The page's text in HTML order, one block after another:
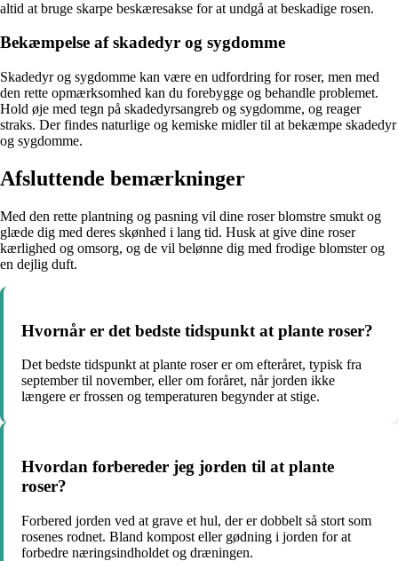
altid at bruge skarpe beskæresakse for at undgå at beskadige rosen.
Bekæmpelse af skadedyr og sygdomme
Skadedyr og sygdomme kan være en udfordring for roser, men med
den rette opmærksomhed kan du forebygge og behandle problemet.
Hold øje med tegn på skadedyrsangreb og sygdomme, og reager
straks. Der findes naturlige og kemiske midler til at bekæmpe skadedyr
og sygdomme.
Afsluttende bemærkninger
Med den rette plantning og pasning vil dine roser blomstre smukt og
glæde dig med deres skønhed i lang tid. Husk at give dine roser
kærlighed og omsorg, og de vil belønne dig med frodige blomster og
en dejlig duft.
Hvornår er det bedste tidspunkt at plante roser?
Det bedste tidspunkt at plante roser er om efteråret, typisk fra
september til november, eller om foråret, når jorden ikke
længere er frossen og temperaturen begynder at stige.
Hvordan forbereder jeg jorden til at plante
roser?
Forbered jorden ved at grave et hul, der er dobbelt så stort som
rosenes rodnet. Bland kompost eller gødning i jorden for at
forbedre næringsindholdet og dræningen.